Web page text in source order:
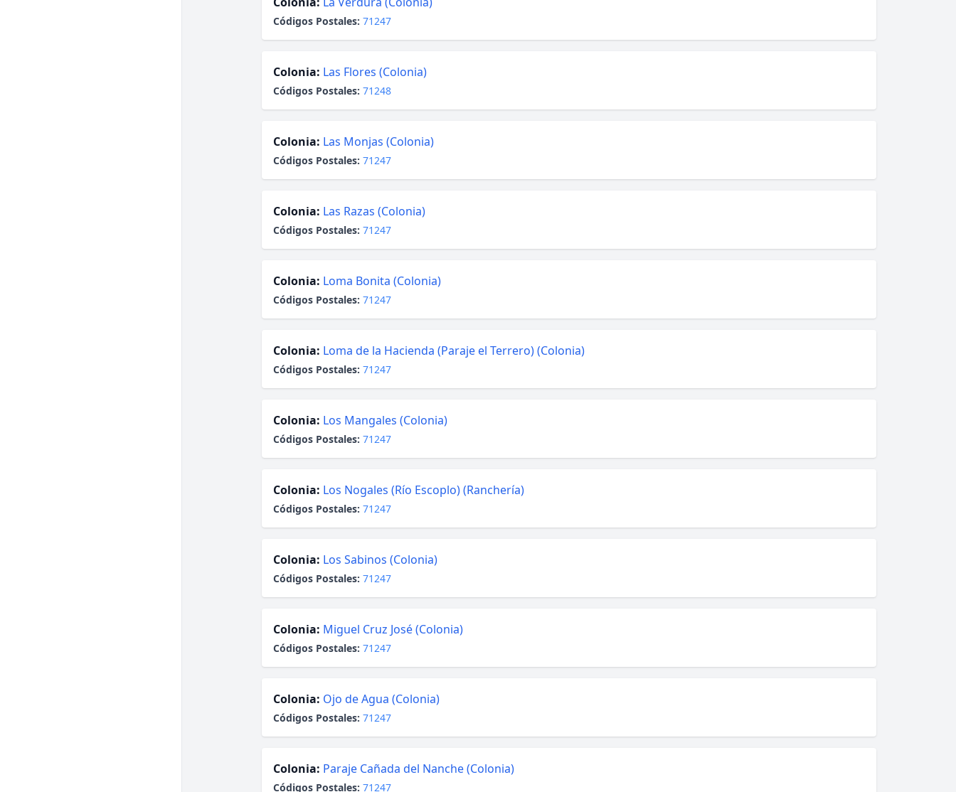
Códigos Postales: 71247
Colonia: Las Flores (Colonia)
Códigos Postales: 71248
Colonia: Las Monjas (Colonia)
Códigos Postales: 71247
Colonia: Las Razas (Colonia)
Códigos Postales: 71247
Colonia: Loma Bonita (Colonia)
Códigos Postales: 71247
Colonia: Loma de la Hacienda (Paraje el Terrero) (Colonia)
Códigos Postales: 71247
Colonia: Los Mangales (Colonia)
Códigos Postales: 71247
Colonia: Los Nogales (Río Escoplo) (Ranchería)
Códigos Postales: 71247
Colonia: Los Sabinos (Colonia)
Códigos Postales: 71247
Colonia: Miguel Cruz José (Colonia)
Códigos Postales: 71247
Colonia: Ojo de Agua (Colonia)
Códigos Postales: 71247
Colonia: Paraje Cañada del Nanche (Colonia)
Códigos Postales: 71247